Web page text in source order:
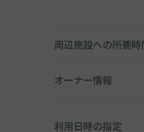
周辺施設への所要時
オーナー情報
利用日時の指定